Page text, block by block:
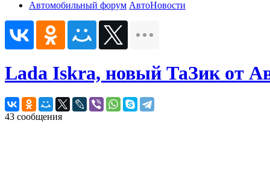
Автомобильный форум АвтоНовости
Lada Iskra, новый ТаЗик от
43 сообщения